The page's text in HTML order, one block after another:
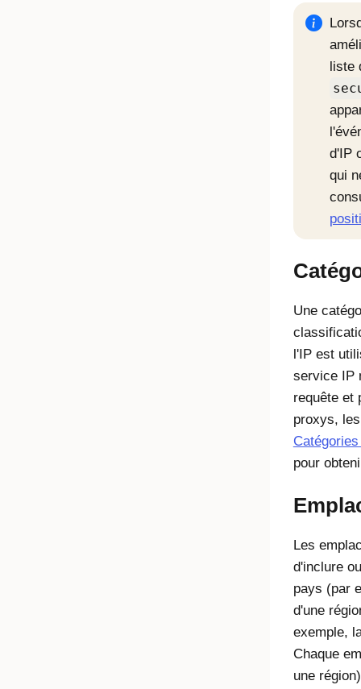
liste
d'IP
qui
Une
l'IP est
service IP
requête et
proxys,
pour
Les
d'inclure
pays (par
d'une
exemple,
Chaque
une